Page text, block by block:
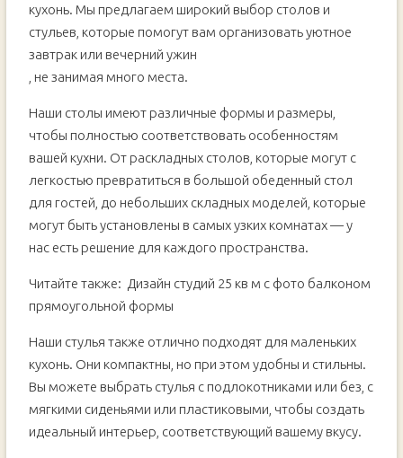
кухонь. Мы предлагаем широкий выбор столов и
стульев, которые помогут вам организовать уютное
завтрак или вечерний ужин
, не занимая много места.
Наши столы имеют различные формы и размеры,
чтобы полностью соответствовать особенностям
вашей кухни. От раскладных столов, которые могут с
легкостью превратиться в большой обеденный стол
для гостей, до небольших складных моделей, которые
могут быть установлены в самых узких комнатах — у
нас есть решение для каждого пространства.
Читайте также: Дизайн студий 25 кв м с фото балконом
прямоугольной формы
Наши стулья также отлично подходят для маленьких
кухонь. Они компактны, но при этом удобны и стильны.
Вы можете выбрать стулья с подлокотниками или без, с
мягкими сиденьями или пластиковыми, чтобы создать
идеальный интерьер, соответствующий вашему вкусу.